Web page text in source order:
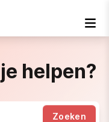
helpen?
Zoeken